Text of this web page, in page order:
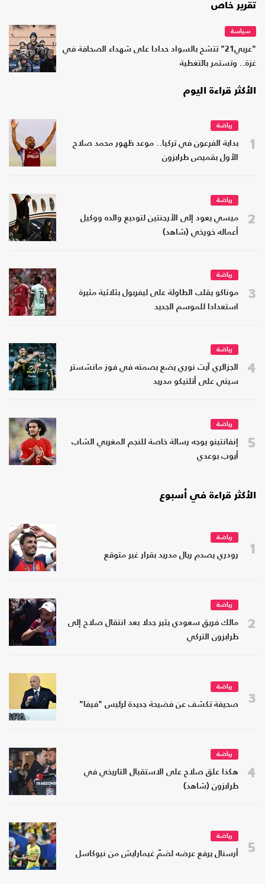
تقرير خاص
سياسة
"عربي21" تتشح بالسواد حدادا على شهداء الصحافة في
غزة.. وتستمر بالتغطية
الأكثر قراءة اليوم
1
رياضة
بداية الفرعون في تركيا.. موعد ظهور محمد صلاح
الأول بقميص طرابزون
2
رياضة
ميسي يعود إلى الأرجنتين لتوديع والده ووكيل
أعماله خورخي (شاهد)
3
رياضة
موناكو يقلب الطاولة على ليفربول بثلاثية مثيرة
استعدادا للموسم الجديد
4
رياضة
الجزائري آيت نوري يضع بصمته في فوز مانشستر
سيتي على أتلتيكو مدريد
5
رياضة
إنفانتينو يوجه رسالة خاصة للنجم المغربي الشاب
أيوب بوعدي
الأكثر قراءة في أسبوع
1
رياضة
رودري يصدم ريال مدريد بقرار غير متوقع
2
رياضة
مالك فريق سعودي يثير جدلا بعد انتقال صلاح إلى
طرابزون التركي
3
رياضة
صحيفة تكشف عن فضيحة جديدة لرئيس "فيفا"
4
رياضة
هكذا علق صلاح على الاستقبال التاريخي في
طرابزون (شاهد)
5
رياضة
أرسنال يرفع عرضه لضمّ غيمارايش من نيوكاسل